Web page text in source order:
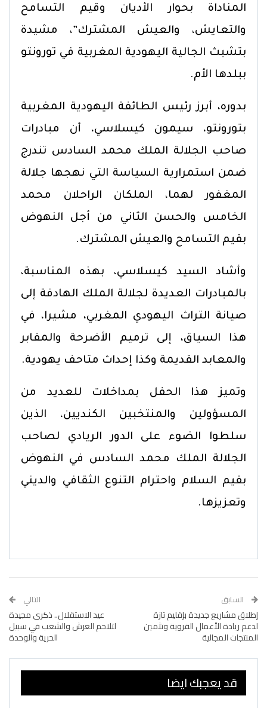
المناداة بحوار الأديان وقيم التسامح
والتعايش، والعيش المشترك”، مشيدة
بتشبث الجالية اليهودية المغربية في تورونتو
ببلدها الأم.
بدوره، أبرز رئيس الطائفة اليهودية المغربية
بتورونتو، سيمون كيسلاسي، أن مبادرات
صاحب الجلالة الملك محمد السادس تندرج
ضمن استمرارية السياسة التي نهجها جلالة
المغفور لهما، الملكان الراحلان محمد
الخامس والحسن الثاني من أجل النهوض
بقيم التسامح والعيش المشترك.
وأشاد السيد كيسلاسي، بهذه المناسبة،
بالمبادرات العديدة لجلالة الملك الهادفة إلى
صيانة التراث اليهودي المغربي، مشيرا، في
هذا السياق، إلى ترميم الأضرحة والمقابر
والمعابد القديمة وكذا إحداث متاحف يهودية.
وتميز هذا الحفل بمداخلات للعديد من
المسؤولين والمنتخبين الكنديين، الذين
سلطوا الضوء على الدور الريادي لصاحب
الجلالة الملك محمد السادس في النهوض
بقيم السلام واحترام التنوع الثقافي والديني
وتعزيزها.
السابق
إطلاق مشاريع جديدة بإقليم تازة
لدعم ريادة الأعمال القروية وتثمين
المنتجات المجالية
التالي
عيد الاستقلال.. ذكرى مجيدة
لتلاحم العرش والشعب في سبيل
الحرية والوحدة
قد يعجبك ايضا